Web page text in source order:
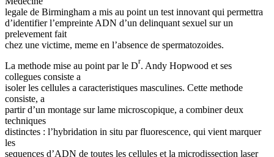
legale de Birmingham a mis au point un test innovant qui permettra
d’identifier l’empreinte ADN d’un delinquant sexuel sur un
prelevement fait
chez une victime, meme en l’absence de spermatozoides.
La methode mise au point par le Dr. Andy Hopwood et ses
collegues consiste a
isoler les cellules a caracteristiques masculines. Cette methode
consiste, a
partir d’un montage sur lame microscopique, a combiner deux
techniques
distinctes : l’hybridation in situ par fluorescence, qui vient marquer
les
sequences d’ADN de toutes les cellules et la microdissection laser